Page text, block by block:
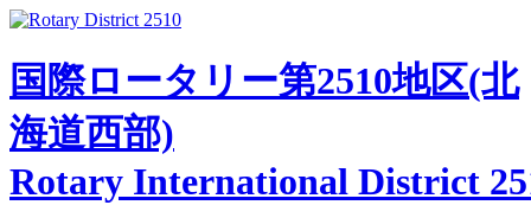
国際ロータリー第2510地区(北
海道西部)
Rotary International District